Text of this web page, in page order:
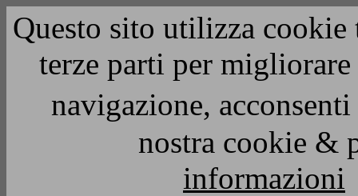
Questo sito utilizza
terze parti per
navigazione,
nostra cookie &
informazioni